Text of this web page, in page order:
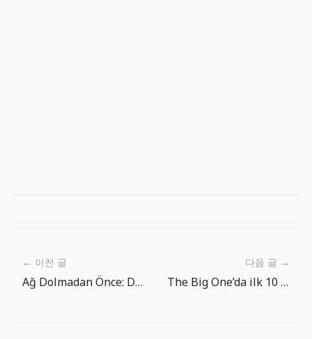
← 이전 글
Ağ Dolmadan Önce: Daha Düzenli Bir Balık Tutma Döngüsü
다음 글 →
The Big One’da ilk 10 dakika: yakala, kontrol et, tekrar at